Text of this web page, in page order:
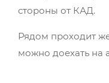
стороны от КАД.
Рядом проходит
можно доехать на